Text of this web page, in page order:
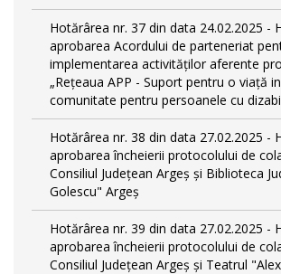
Hotărârea nr. 37 din data 24.02.2025 -
aprobarea Acordului de parteneriat
implementarea activităţilor aferente
„Rețeaua APP - Suport pentru o viață
comunitate pentru persoanele cu
Hotărârea nr. 38 din data 27.02.2025 -
aprobarea încheierii protocolului de
Consiliul Județean Argeș și Biblioteca
Golescu" Argeș
Hotărârea nr. 39 din data 27.02.2025 -
aprobarea încheierii protocolului de
Consiliul Județean Argeș și Teatrul